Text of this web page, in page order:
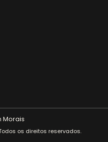
os direitos reservados.
Morais